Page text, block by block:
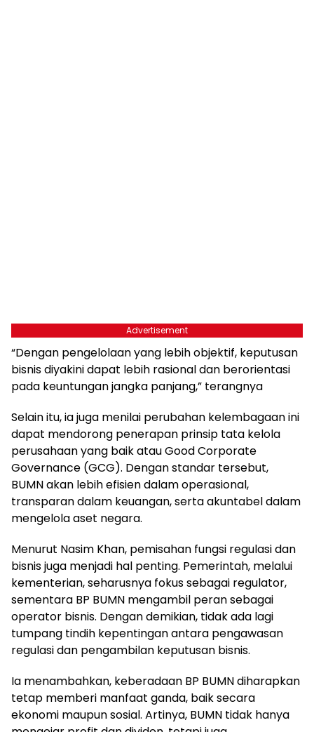
Advertisement
“Dengan pengelolaan yang lebih objektif, keputusan
bisnis diyakini dapat lebih rasional dan berorientasi
pada keuntungan jangka panjang,” terangnya
Selain itu, ia juga menilai perubahan kelembagaan ini
dapat mendorong penerapan prinsip tata kelola
perusahaan yang baik atau Good Corporate
Governance (GCG). Dengan standar tersebut,
BUMN akan lebih efisien dalam operasional,
transparan dalam keuangan, serta akuntabel dalam
mengelola aset negara.
Menurut Nasim Khan, pemisahan fungsi regulasi dan
bisnis juga menjadi hal penting. Pemerintah, melalui
kementerian, seharusnya fokus sebagai regulator,
sementara BP BUMN mengambil peran sebagai
operator bisnis. Dengan demikian, tidak ada lagi
tumpang tindih kepentingan antara pengawasan
regulasi dan pengambilan keputusan bisnis.
Ia menambahkan, keberadaan BP BUMN diharapkan
tetap memberi manfaat ganda, baik secara
ekonomi maupun sosial. Artinya, BUMN tidak hanya